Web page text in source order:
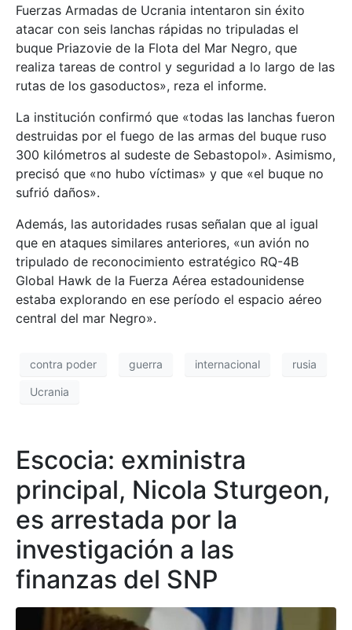
Fuerzas Armadas de Ucrania intentaron sin éxito
atacar con seis lanchas rápidas no tripuladas el
buque Priazovie de la Flota del Mar Negro, que
realiza tareas de control y seguridad a lo largo de las
rutas de los gasoductos», reza el informe.
La institución confirmó que «todas las lanchas fueron
destruidas por el fuego de las armas del buque ruso
300 kilómetros al sudeste de Sebastopol». Asimismo,
precisó que «no hubo víctimas» y que «el buque no
sufrió daños».
Además, las autoridades rusas señalan que al igual
que en ataques similares anteriores, «un avión no
tripulado de reconocimiento estratégico RQ-4B
Global Hawk de la Fuerza Aérea estadounidense
estaba explorando en ese período el espacio aéreo
central del mar Negro».
contra poder guerra internacional rusia
Ucrania
Escocia: exministra
principal, Nicola Sturgeon,
es arrestada por la
investigación a las
finanzas del SNP